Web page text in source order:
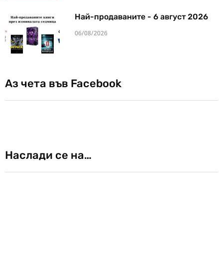
Най-продаваните - 6 август 2026
06/08/2026
Аз чета във Facebook
Наслади се на…